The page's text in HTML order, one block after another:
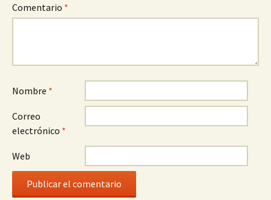
Comentario *
Nombre *
Correo
electrónico *
Web